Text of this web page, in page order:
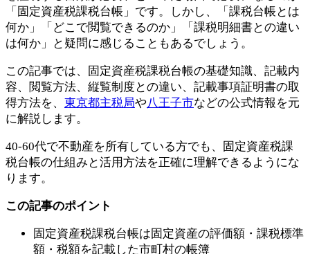
「固定資産税課税台帳」です。しかし、「課税台帳とは
何か」「どこで閲覧できるのか」「課税明細書との違い
は何か」と疑問に感じることもあるでしょう。
この記事では、固定資産税課税台帳の基礎知識、記載内
容、閲覧方法、縦覧制度との違い、記載事項証明書の取
得方法を、 東京都主税局や八王子市などの公式情報を元
に解説します。
40-60代で不動産を所有している方でも、固定資産税課
税台帳の仕組みと活用方法を正確に理解できるようにな
ります。
この記事のポイント
固定資産税課税台帳は固定資産の評価額・課税標準
額・税額を記載した市町村の帳簿